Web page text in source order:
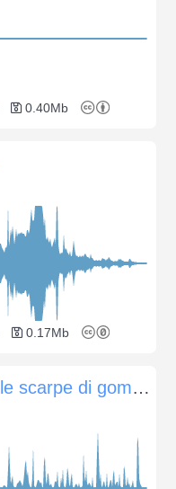
0.40Mb
0.17Mb
Sbattere e scricchiolare le scarpe di gomma